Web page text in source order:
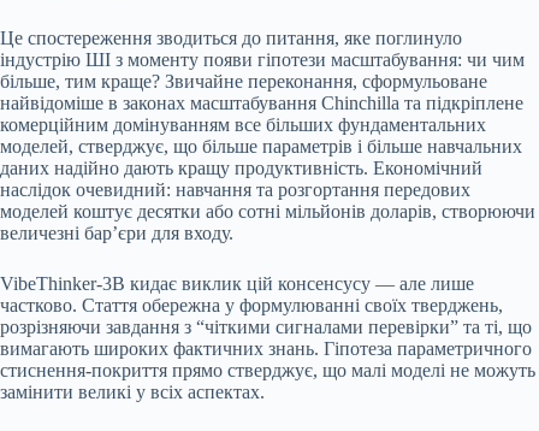
Це спостереження зводиться до питання, яке поглинуло
індустрію ШІ з моменту появи гіпотези масштабування: чи чим
більше, тим краще? Звичайне переконання, сформульоване
найвідоміше в законах масштабування Chinchilla та підкріплене
комерційним домінуванням все більших фундаментальних
моделей, стверджує, що більше параметрів і більше навчальних
даних надійно дають кращу продуктивність. Економічний
наслідок очевидний: навчання та розгортання передових
моделей коштує десятки або сотні мільйонів доларів, створюючи
величезні бар’єри для входу.
VibeThinker-3B кидає виклик цій консенсусу — але лише
частково. Стаття обережна у формулюванні своїх тверджень,
розрізняючи завдання з “чіткими сигналами перевірки” та ті, що
вимагають широких фактичних знань. Гіпотеза параметричного
стиснення-покриття прямо стверджує, що малі моделі не можуть
замінити великі у всіх аспектах.